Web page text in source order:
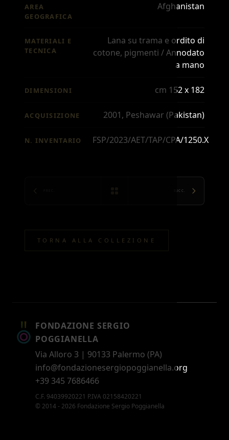
AREA
GEOGRAFICA
Afghanistan
MATERIALI E
TECNICA
Lana su trama e ordito di
cotone, pigmenti / Annodato
a mano
DIMENSIONI cm 152 x 182
ACQUISIZIONE 2001, Peshawar (Pakistan)
N. INVENTARIO FSP/2023/AET/TAP/CPA/1250.X
SUCC.
TORNA ALLA COLLEZIONE
FONDAZIONE SERGIO
POGGIANELLA
Via Alloro 3 | 90133 Palermo (PA)
info@fondazionesergiopoggianella.org
+39 345 7686466
C.F. 94039920221 P.IVA 02158420221
© 2014 - 2026 Fondazione Sergio Poggianella